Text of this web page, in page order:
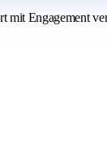
Engagement